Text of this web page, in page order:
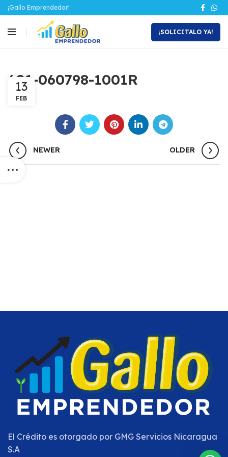
¡Gallo Emprendedor!
¡SOLICITALO YA!
601-060798-1001R
13
FEB
NEWER OLDER
El Crédito es otorgado por GMG Servicios Nicaragua
S.A